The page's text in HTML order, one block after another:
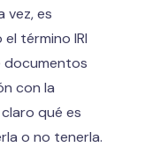
vez, es
término IRI
documentos
con la
qué es
o no tenerla.